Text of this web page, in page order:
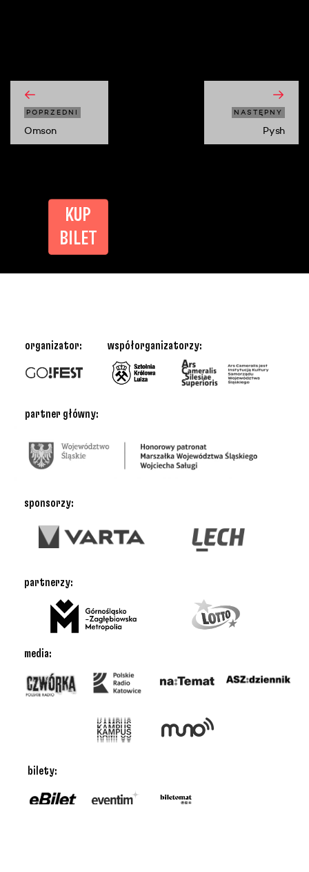
POPRZEDNI
Omson
NASTĘPNY
Pysh
KUP
BILET
partner główny:
sponsorzy:
organizator: współorganizatorzy:
media:
bilety:
partnerzy: